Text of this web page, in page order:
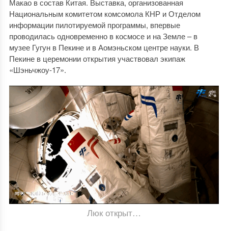
Макао в состав Китая. Выставка, организованная
Национальным комитетом комсомола КНР и Отделом
информации пилотируемой программы, впервые
проводилась одновременно в космосе и на Земле – в
музее Гугун в Пекине и в Аомэньском центре науки. В
Пекине в церемонии открытия участвовал экипаж
«Шэньчжоу-17».
Люк открыт…